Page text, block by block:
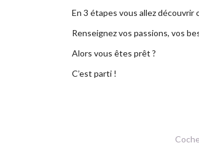
En 3 étapes vous allez
Renseignez vos passions, vos
Alors vous êtes prêt ?
C’est parti !